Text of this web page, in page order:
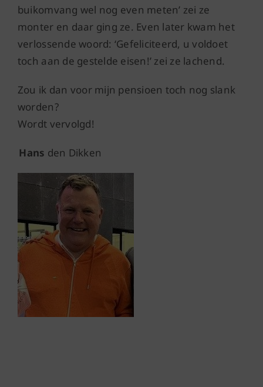
buikomvang wel nog even meten’ zei ze
monter en daar ging ze. Even later kwam het
verlossende woord: ‘Gefeliciteerd, u voldoet
toch aan de gestelde eisen!’ zei ze lachend.
Zou ik dan voor mijn pensioen toch nog slank
worden?
Wordt vervolgd!
Hans den Dikken